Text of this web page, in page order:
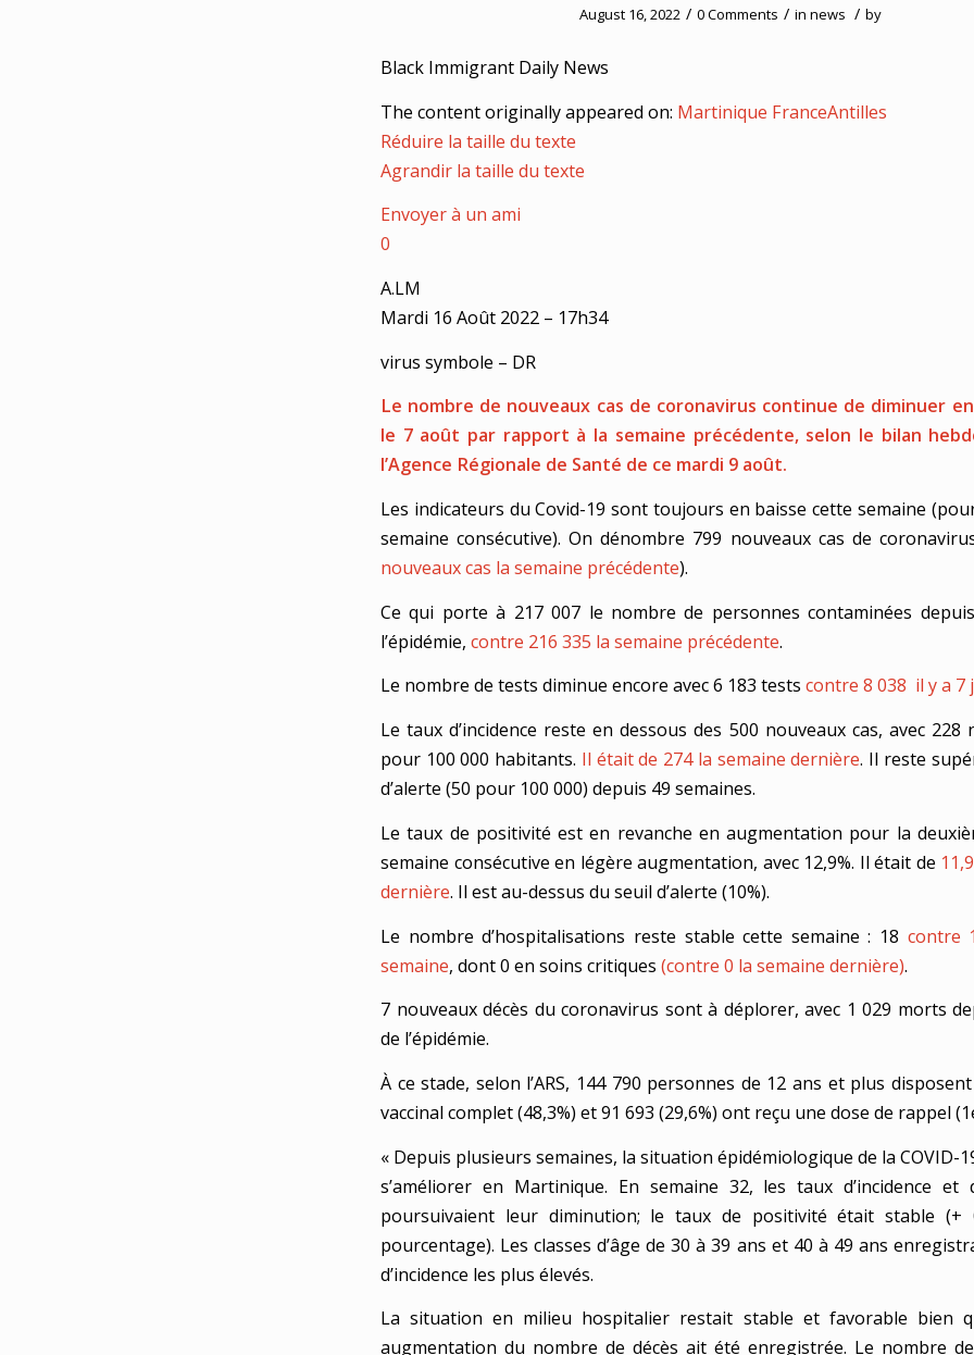
August 16, 2022 / 0 Comments / in news / by
Black Immigrant Daily News
The content originally appeared on: Martinique FranceAntilles
Réduire la taille du texte
Agrandir la taille du texte
Envoyer à un ami
0
A.LM
Mardi 16 Août 2022 – 17h34
virus symbole – DR
Le nombre de nouveaux cas de coronavirus continue de diminuer
le 7 août par rapport à la semaine précédente, selon le bilan
l’Agence Régionale de Santé de ce mardi 9 août.
Les indicateurs du Covid-19 sont toujours en baisse cette semaine
semaine consécutive). On dénombre 799 nouveaux cas de
nouveaux cas la semaine précédente).
Ce qui porte à 217 007 le nombre de personnes contaminées
l’épidémie, contre 216 335 la semaine précédente.
Le nombre de tests diminue encore avec 6 183 tests contre 8 038 il y a 7
Le taux d’incidence reste en dessous des 500 nouveaux cas, avec 228
pour 100 000 habitants. Il était de 274 la semaine dernière. Il reste
d’alerte (50 pour 100 000) depuis 49 semaines.
Le taux de positivité est en revanche en augmentation pour la
semaine consécutive en légère augmentation, avec 12,9%. Il était de
dernière. Il est au-dessus du seuil d’alerte (10%).
Le nombre d’hospitalisations reste stable cette semaine : 18 contre
semaine, dont 0 en soins critiques (contre 0 la semaine dernière).
7 nouveaux décès du coronavirus sont à déplorer, avec 1 029 morts
de l’épidémie.
À ce stade, selon l’ARS, 144 790 personnes de 12 ans et plus disposent
vaccinal complet (48,3%) et 91 693 (29,6%) ont reçu une dose de rappel
« Depuis plusieurs semaines, la situation épidémiologique de la COVID-
s’améliorer en Martinique. En semaine 32, les taux d’incidence et
poursuivaient leur diminution; le taux de positivité était stable (+
pourcentage). Les classes d’âge de 30 à 39 ans et 40 à 49 ans
d’incidence les plus élevés.
La situation en milieu hospitalier restait stable et favorable bien
augmentation du nombre de décès ait été enregistrée. Le nombre